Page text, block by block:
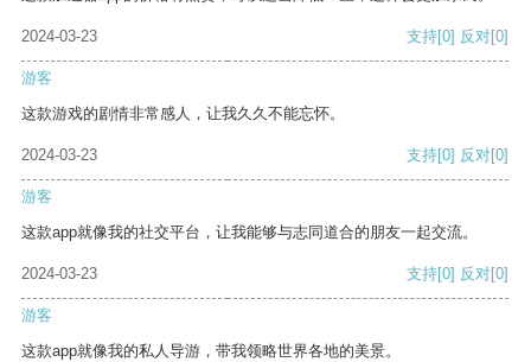
2024-03-23 支持[0] 反对[0]
游客
这款游戏的剧情非常感人，让我久久不能忘怀。
2024-03-23 支持[0] 反对[0]
游客
这款app就像我的社交平台，让我能够与志同道合的朋友一起交流。
2024-03-23 支持[0] 反对[0]
游客
这款app就像我的私人导游，带我领略世界各地的美景。